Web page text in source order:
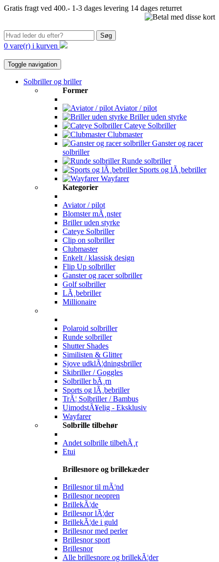
Gratis fragt ved 400.- 1-3 dages levering 14 dages returret
Søg
0 vare(r) i kurven
Toggle navigation
Solbriller og briller
Former
Aviator / pilot
Briller uden styrke
Cateye Solbriller
Clubmaster
Ganster og racer
solbriller
Runde solbriller
Sports og lÃ¸bebriller
Wayfarer
Kategorier
Aviator / pilot
Blomster mÃ¸nster
Briller uden styrke
Cateye Solbriller
Clip on solbriller
Clubmaster
Enkelt / klassisk design
Flip Up solbriller
Ganster og racer solbriller
Golf solbriller
LÃ¸bebriller
Millionaire
Polaroid solbriller
Runde solbriller
Shutter Shades
Similisten & Glitter
Sjove udklÃ¦dningsbriller
Skibriller / Goggles
Solbriller bÃ¸rn
Sports og lÃ¸bebriller
TrÃ¦ Solbriller / Bambus
UimodstÃ¥elig - Eksklusiv
Wayfarer
Solbrille tilbehør
Andet solbrille tilbehÃ¸r
Etui
Brillesnore og brillekæder
Brillesnor til mÃ¦nd
Brillesnor neopren
BrillekÃ¦de
Brillesnor lÃ¦der
BrillekÃ¦de i guld
Brillesnor med perler
Brillesnor sport
Brillesnor
Alle brillesnore og brillekÃ¦der